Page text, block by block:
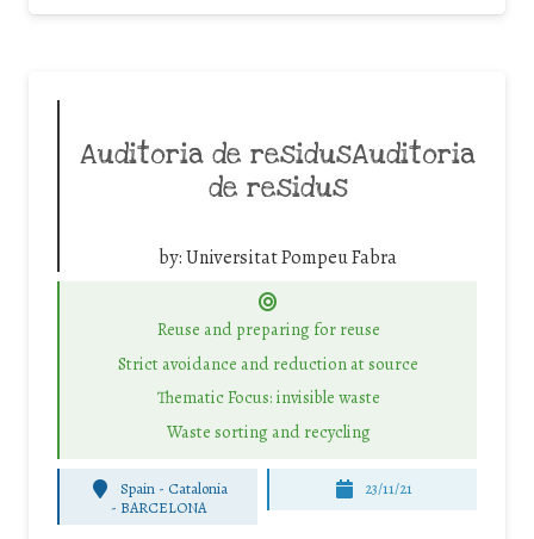
Auditoria de residusAuditoria
de residus
by:Universitat Pompeu Fabra
Reuse and preparing for reuse
Strict avoidance and reduction at source
Thematic Focus: invisible waste
Waste sorting and recycling
Spain - Catalonia
- BARCELONA
23/11/21